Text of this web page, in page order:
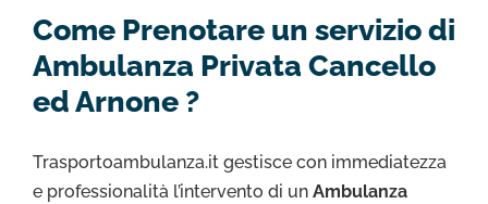
Come Prenotare un servizio di
Ambulanza Privata Cancello
ed Arnone ?
Trasportoambulanza.it gestisce con immediatezza
e professionalità l’intervento di un Ambulanza